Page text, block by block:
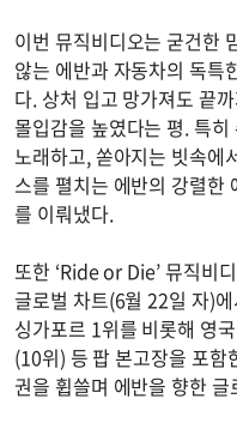
이번 뮤직비디오는 굳건한
않는 에반과 자동차의 독특
다. 상처 입고 망가져도 끝
몰입감을 높였다는 평. 특
노래하고, 쏟아지는 빗속에
스를 펼치는 에반의 강렬한
를 이뤄냈다.
또한 ‘Ride or Die’ 뮤직비
글로벌 차트(6월 22일 자)
싱가포르 1위를 비롯해 영
(10위) 등 팝 본고장을 포함
권을 휩쓸며 에반을 향한